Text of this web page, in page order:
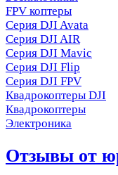
FPV коптеры
Серия DJI Avata
Серия DJI AIR
Серия DJI Mavic
Серия DJI Flip
Серия DJI FPV
Квадрокоптеры DJI
Квадрокоптеры
Электроника
Отзывы от